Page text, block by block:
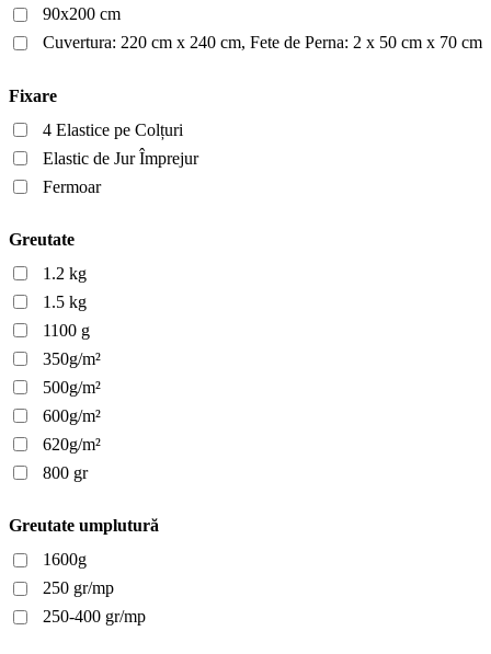
90x200 cm
Cuvertura: 220 cm x 240 cm, Fete de Perna: 2 x 50 cm x 70 cm
Fixare
4 Elastice pe Colțuri
Elastic de Jur Împrejur
Fermoar
Greutate
1.2 kg
1.5 kg
1100 g
350g/m²
500g/m²
600g/m²
620g/m²
800 gr
Greutate umplutură
1600g
250 gr/mp
250-400 gr/mp